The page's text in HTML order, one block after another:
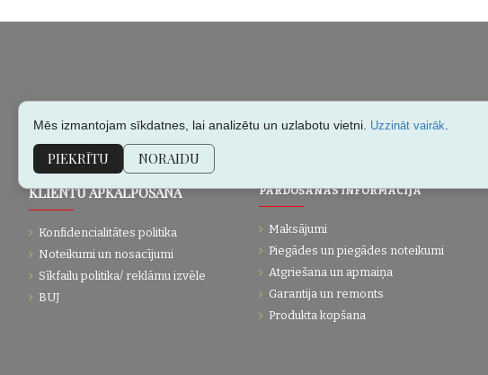
KLIENTU APKALPOŠANA
Konfidencialitātes politika
Noteikumi un nosacījumi
Sīkfailu politika/ reklāmu izvēle
BUJ
PĀRDOŠANAS INFORMĀCIJA
Maksājumi
Piegādes un piegādes noteikumi
Atgriešana un apmaiņa
Garantija un remonts
Produkta kopšana
Mēs izmantojam sīkdatnes, lai analizētu un uzlabotu vietni. Uzzināt vairāk.
PIEKRĪTU NORAIDU